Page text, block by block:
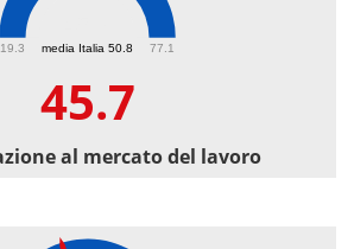
media Italia 50.8
19.3 77.1
45.7
al mercato del lavoro